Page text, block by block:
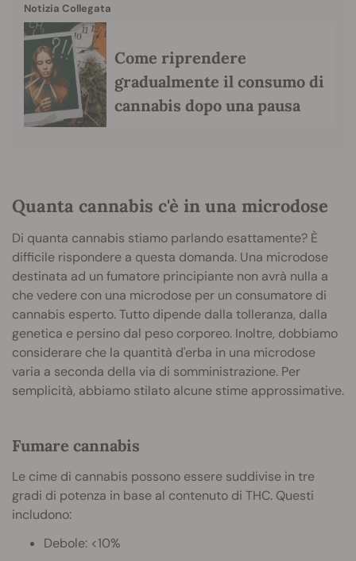
Notizia Collegata
Come riprendere
gradualmente il consumo di
cannabis dopo una pausa
Quanta cannabis c'è in una microdose
Di quanta cannabis stiamo parlando esattamente? È
difficile rispondere a questa domanda. Una microdose
destinata ad un fumatore principiante non avrà nulla a
che vedere con una microdose per un consumatore di
cannabis esperto. Tutto dipende dalla tolleranza, dalla
genetica e persino dal peso corporeo. Inoltre, dobbiamo
considerare che la quantità d'erba in una microdose
varia a seconda della via di somministrazione. Per
semplicità, abbiamo stilato alcune stime approssimative.
Fumare cannabis
Le cime di cannabis possono essere suddivise in tre
gradi di potenza in base al contenuto di THC. Questi
includono:
Debole: <10%